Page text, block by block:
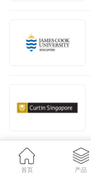
首页 产品